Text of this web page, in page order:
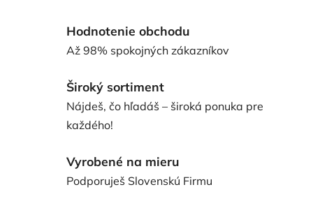
Hodnotenie obchodu
Až 98% spokojných zákazníkov
Široký sortiment
Nájdeš, čo hľadáš – široká ponuka pre
každého!
Vyrobené na mieru
Podporuješ Slovenskú Firmu